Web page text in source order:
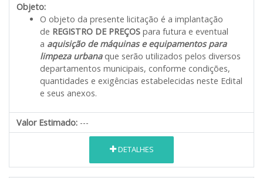
Objeto:
O objeto da presente licitação é a implantação
de REGISTRO DE PREÇOS para futura e eventual
a aquisição de máquinas e equipamentos para
limpeza urbana que serão utilizados pelos diversos
departamentos municipais, conforme condições,
quantidades e exigências estabelecidas neste Edital
e seus anexos.
Valor Estimado: ---
DETALHES